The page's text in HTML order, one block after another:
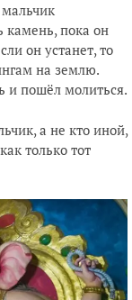
камень, пока он
он устанет, то
на землю.
и пошёл молиться.
а не кто иной,
только тот